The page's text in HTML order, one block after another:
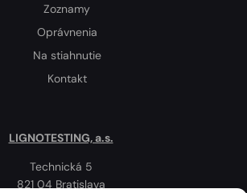
Zoznamy
Oprávnenia
Na stiahnutie
Kontakt
LIGNOTESTING, a.s.
Technická 5
821 04 Bratislava